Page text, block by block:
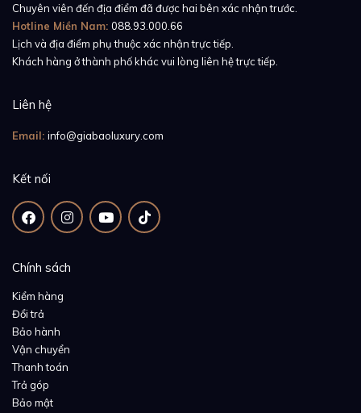
Chuyên viên đến địa điểm đã được hai bên xác nhận trước.
Hotline Miền Nam: 088.93.000.66
Lịch và địa điểm phụ thuộc xác nhận trực tiếp.
Khách hàng ở thành phố khác vui lòng liên hệ trực tiếp.
Liên hệ
Email: info@giabaoluxury.com
Kết nối
Chính sách
Kiểm hàng
Đổi trả
Bảo hành
Vận chuyển
Thanh toán
Trả góp
Bảo mật